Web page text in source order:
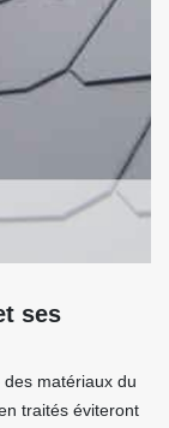
ses
matériaux du
traités éviteront